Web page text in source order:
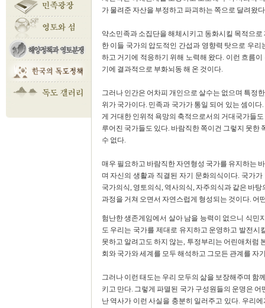
가 물려준 자산을 부정하고 파괴하는 쪽으로 달려왔
약소민족과 소집단을 해체시키고 동화시킬 목적으
한 이들 국가의 압도적인 간섭과 영향력 탓으로 우
하고 거기에 적응하기 위해 노력해 왔다. 이런 흐름
기에 결과적으로 부화뇌동 해 온 것이다.
그러나 인간은 어차피 개인으로 살수는 없으며 특정
위가 국가이다. 민족과 국가가 통일 되어 있는 셈이
게 거대한 인위적 욕망의 축적으로서의 거대국가들
루어진 국가들도 있다. 바람직한 쪽이건 그렇지 못
수 없다.
매우 필요하고 바람직한 자연형성 국가를 유지하는
며 자신의 생활과 직결된 자기 문화의식이다. 국가
국가의식, 영토의식, 역사의식, 자주의식과 같은 바
과정을 거쳐 오면서 자연스럽게 형성되는 것이다. 어
험난한 생존게임에서 살아 남을 능력이 없으니 식민
도 우리는 국가를 제대로 유지하고 운영하고 발전
못하고 알려고도 하지 않는, 투정부리는 어린애처럼
회와 국가와 세계를 모두 해석하고 그모든 관계를 자
그러나 이런 태도는 우리 모두의 삶을 보장해주며 함
키고 만다. 그렇게 파멸된 국가 구성원들의 운명은
난 역사가 이런 사실을 충분히 일러주고 있다. 우리